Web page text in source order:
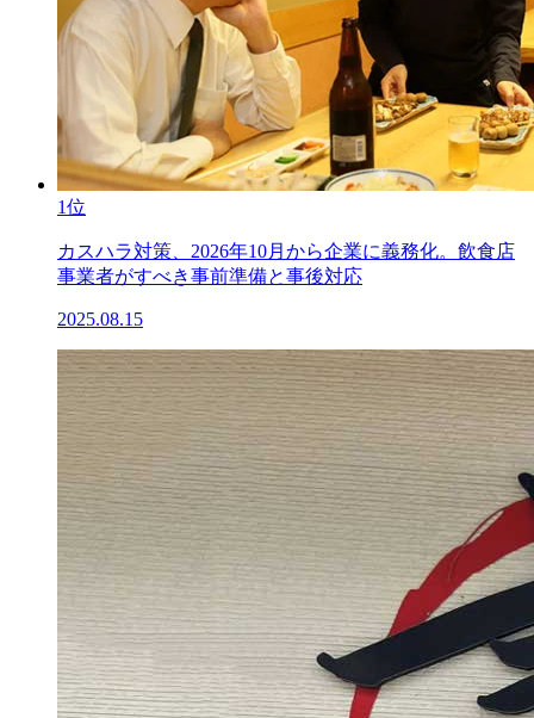
1位
カスハラ対策、2026年10月から企業に義務化。飲食店
事業者がすべき事前準備と事後対応
2025.08.15